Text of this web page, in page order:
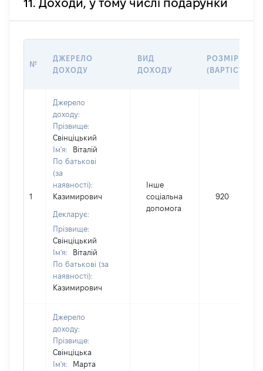
11. Доходи, у тому числі подарунки
№
ДЖЕРЕЛО
ДОХОДУ
ВИД
ДОХОДУ
РОЗМІР
(ВАРТІСТЬ)
1
Джерело
доходу:
Прізвище:
Свінціцький
Ім'я:
Віталій
По батькові
(за
наявності):
Казимирович
Декларує:
Прізвище:
Свінціцький
Ім'я:
Віталій
По батькові (за
наявності):
Казимирович
Інше
соціальна
допомога
920
Джерело
доходу:
Прізвище:
Свінціцька
Ім'я:
Марта